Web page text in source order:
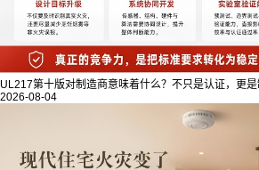
UL217第十版对制造商意味着什么？不只是认证，更
2026-08-04